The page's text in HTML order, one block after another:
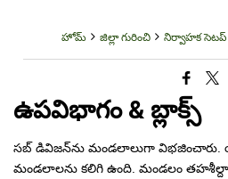
హోమ్ జిల్లా గురించి నిర్వాహక సెటప్
ఉపవిభాగం & బ్లాక్స్
సబ్ డివిజన్‌ను మండలాలుగా విభజించారు.
మండలాలను కలిగి ఉంది. మండలం